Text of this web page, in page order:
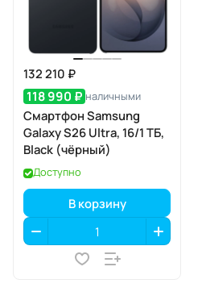
132 210 ₽
118 990 ₽ наличными
Смартфон Samsung
Galaxy S26 Ultra, 16/1 ТБ,
Black (чёрный)
Доступно
В корзину